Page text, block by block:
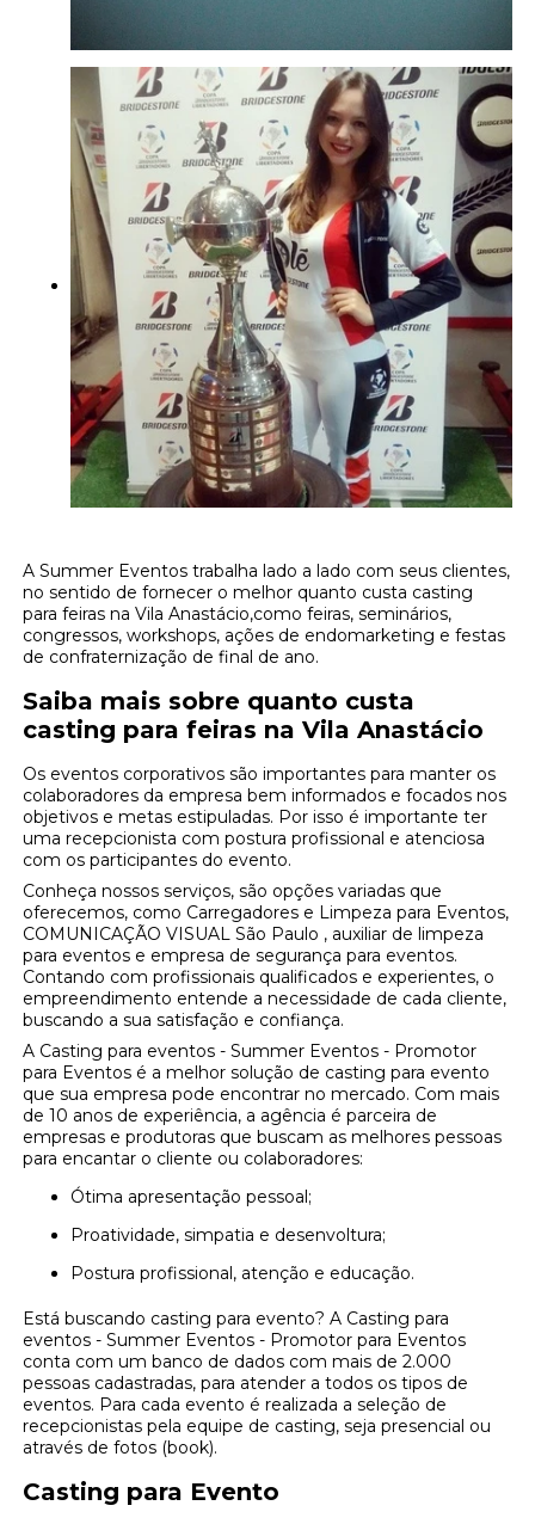
A Summer Eventos trabalha lado a lado com seus clientes,
no sentido de fornecer o melhor quanto custa casting
para feiras na Vila Anastácio,como feiras, seminários,
congressos, workshops, ações de endomarketing e festas
de confraternização de final de ano.
Saiba mais sobre quanto custa
casting para feiras na Vila Anastácio
Os eventos corporativos são importantes para manter os
colaboradores da empresa bem informados e focados nos
objetivos e metas estipuladas. Por isso é importante ter
uma recepcionista com postura profissional e atenciosa
com os participantes do evento.
Conheça nossos serviços, são opções variadas que
oferecemos, como Carregadores e Limpeza para Eventos,
COMUNICAÇÃO VISUAL São Paulo , auxiliar de limpeza
para eventos e empresa de segurança para eventos.
Contando com profissionais qualificados e experientes, o
empreendimento entende a necessidade de cada cliente,
buscando a sua satisfação e confiança.
A Casting para eventos - Summer Eventos - Promotor
para Eventos é a melhor solução de casting para evento
que sua empresa pode encontrar no mercado. Com mais
de 10 anos de experiência, a agência é parceira de
empresas e produtoras que buscam as melhores pessoas
para encantar o cliente ou colaboradores:
Ótima apresentação pessoal;
Proatividade, simpatia e desenvoltura;
Postura profissional, atenção e educação.
Está buscando casting para evento? A Casting para
eventos - Summer Eventos - Promotor para Eventos
conta com um banco de dados com mais de 2.000
pessoas cadastradas, para atender a todos os tipos de
eventos. Para cada evento é realizada a seleção de
recepcionistas pela equipe de casting, seja presencial ou
através de fotos (book).
Casting para Evento